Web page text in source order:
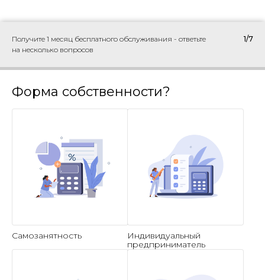
Получите 1 месяц бесплатного обслуживания - ответьте
на несколько вопросов
1/7
Форма собственности?
Самозанятность
Индивидуальный
предприниматель